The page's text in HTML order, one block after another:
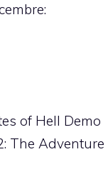
of Hell Demo
The